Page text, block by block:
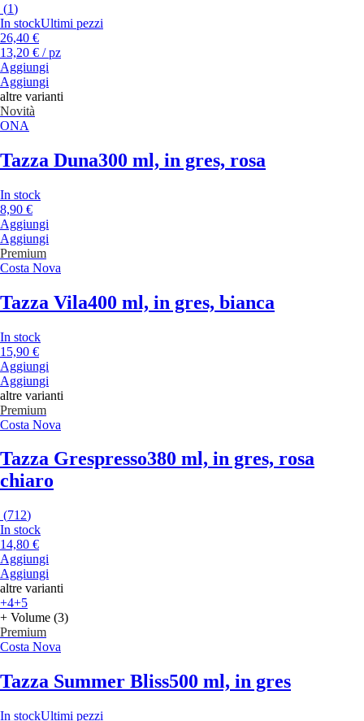
(1)
In stockUltimi pezzi
26,40 €
13,20 € / pz
Aggiungi
Aggiungi
altre varianti
Novità
ONA
Tazza Duna300 ml, in gres, rosa
In stock
8,90 €
Aggiungi
Aggiungi
Premium
Costa Nova
Tazza Vila400 ml, in gres, bianca
In stock
15,90 €
Aggiungi
Aggiungi
altre varianti
Premium
Costa Nova
Tazza Grespresso380 ml, in gres, rosa
chiaro
(712)
In stock
14,80 €
Aggiungi
Aggiungi
altre varianti
+4+5
+ Volume (3)
Premium
Costa Nova
Tazza Summer Bliss500 ml, in gres
In stockUltimi pezzi